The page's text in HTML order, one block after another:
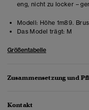
eng, nicht zu locker –
Modell: Höhe 1m89.
Das Model trägt: M
Größentabelle
Zusammensetzung und
Kontakt